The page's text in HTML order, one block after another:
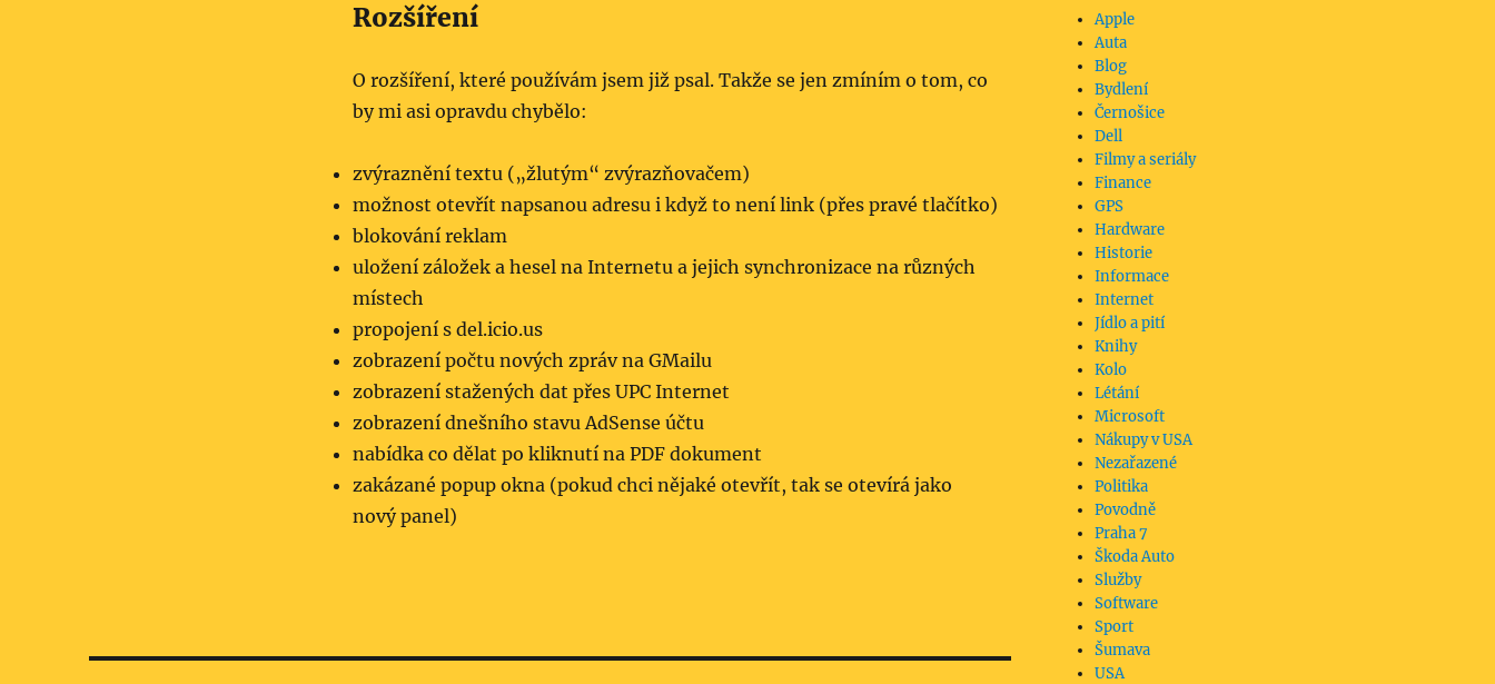
Rozšíření
O rozšíření, které používám jsem již psal. Takže se jen zmíním o tom, co
by mi asi opravdu chybělo:
zvýraznění textu („žlutým“ zvýrazňovačem)
možnost otevřít napsanou adresu i když to není link (přes pravé tlačítko)
blokování reklam
uložení záložek a hesel na Internetu a jejich synchronizace na různých
místech
propojení s del.icio.us
zobrazení počtu nových zpráv na GMailu
zobrazení stažených dat přes UPC Internet
zobrazení dnešního stavu AdSense účtu
nabídka co dělat po kliknutí na PDF dokument
zakázané popup okna (pokud chci nějaké otevřít, tak se otevírá jako
nový panel)
Apple
Auta
Blog
Bydlení
Černošice
Dell
Filmy a seriály
Finance
GPS
Hardware
Historie
Informace
Internet
Jídlo a pití
Knihy
Kolo
Létání
Microsoft
Nákupy v USA
Nezařazené
Politika
Povodně
Praha 7
Škoda Auto
Služby
Software
Sport
Šumava
USA